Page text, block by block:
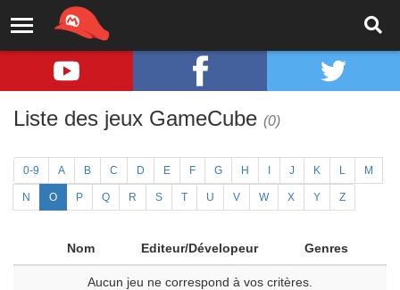
Liste des jeux GameCube (0)
0-9 A B C D E F G H J K L M
N O P Q R S T U V W X Y Z
Nom Editeur/Dévelopeur Genres
Aucun jeu ne correspond à vos critères.